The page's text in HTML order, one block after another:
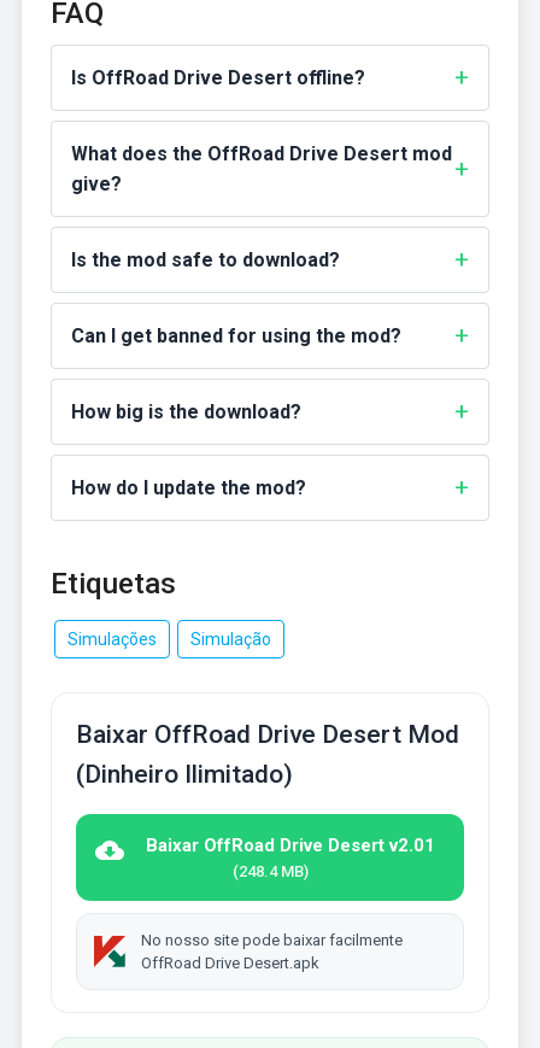
FAQ
Is OffRoad Drive Desert offline?
What does the OffRoad Drive Desert mod
give?
Is the mod safe to download?
Can I get banned for using the mod?
How big is the download?
How do I update the mod?
Etiquetas
Simulações Simulação
Baixar OffRoad Drive Desert Mod
(Dinheiro Ilimitado)
Baixar OffRoad Drive Desert v2.01
(248.4 MB)
No nosso site pode baixar facilmente
OffRoad Drive Desert.apk